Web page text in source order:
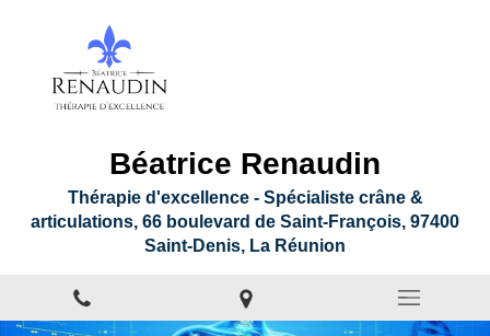
Béatrice Renaudin
Thérapie d'excellence - Spécialiste crâne &
articulations, 66 boulevard de Saint-François, 97400
Saint-Denis, La Réunion